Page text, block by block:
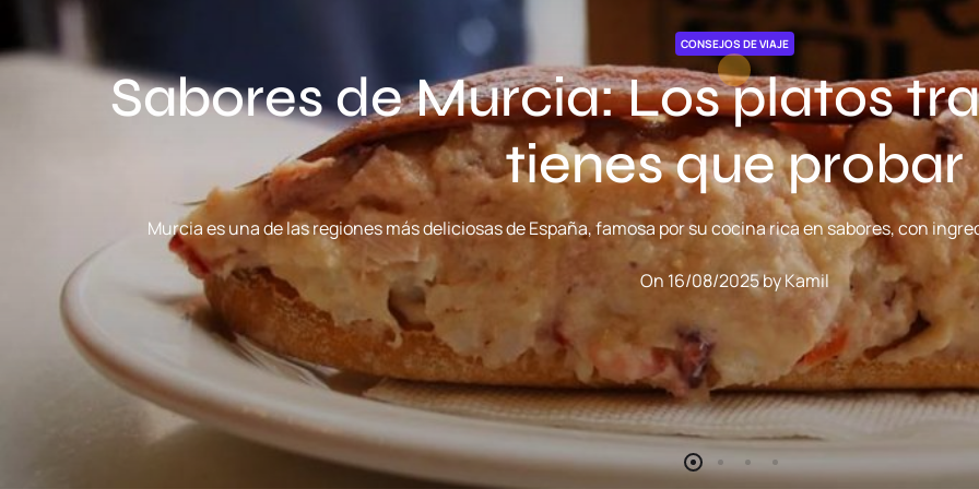
CONSEJOS DE VIAJE
Sabores de Murcia: Los platos
tienes que probar
Murcia es una de las regiones más deliciosas de España, famosa por su cocina rica en sabores, con
On 16/08/2025byKamil